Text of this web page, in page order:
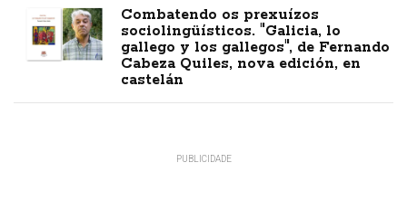
Combatendo os prexuízos
sociolingüísticos. "Galicia, lo
gallego y los gallegos", de Fernando
Cabeza Quiles, nova edición, en
castelán